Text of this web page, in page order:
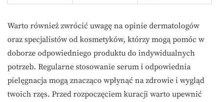
Warto również zwrócić uwagę na opinie dermatologów
oraz specjalistów od kosmetyków, którzy mogą pomóc w
doborze odpowiedniego produktu do indywidualnych
potrzeb. Regularne stosowanie serum i odpowiednia
pielęgnacja mogą znacząco wpłynąć na zdrowie i wygląd
twoich rzęs. Przed rozpoczęciem kuracji warto upewnić